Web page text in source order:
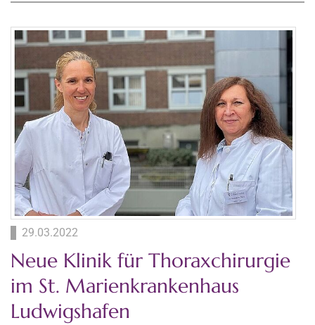
29.03.2022
Neue Klinik für Thoraxchirurgie
im St. Marienkrankenhaus
Ludwigshafen